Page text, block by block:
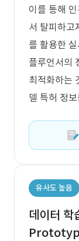
이를 통해
서 탈피하고
를 활용한
플루언서의
최적화하는
델 특허 정
유사도 높음
데이터